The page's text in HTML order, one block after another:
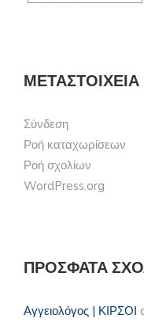
ΜΕΤΑΣΤΟΙΧΕΊΑ
Σύνδεση
Ροή καταχωρίσεων
Ροή σχολίων
WordPress.org
ΠΡΌΣΦΑΤΑ
Αγγειολόγος | ΚΙΡΣΟΙ